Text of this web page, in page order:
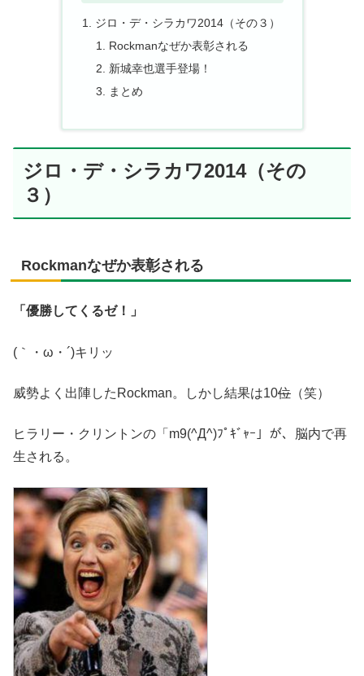
ジロ・デ・シラカワ2014（その３）
Rockmanなぜか表彰される
新城幸也選手登場！
まとめ
ジロ・デ・シラカワ2014（その
３）
Rockmanなぜか表彰される
「優勝してくるゼ！」
(｀・ω・´)キリッ
威勢よく出陣したRockman。しかし結果は10位 （笑）
ヒラリー・クリントンの「 m9(^Д^)ﾌﾟｷﾞｬｰ」が、脳内で再
生される。